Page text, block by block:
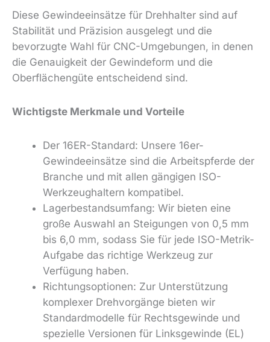
Diese Gewindeeinsätze für Drehhalter sind auf
Stabilität und Präzision ausgelegt und die
bevorzugte Wahl für CNC-Umgebungen, in denen
die Genauigkeit der Gewindeform und die
Oberflächengüte entscheidend sind.
Wichtigste Merkmale und Vorteile
Der 16ER-Standard: Unsere 16er-
Gewindeeinsätze sind die Arbeitspferde der
Branche und mit allen gängigen ISO-
Werkzeughaltern kompatibel.
Lagerbestandsumfang: Wir bieten eine
große Auswahl an Steigungen von 0,5 mm
bis 6,0 mm, sodass Sie für jede ISO-Metrik-
Aufgabe das richtige Werkzeug zur
Verfügung haben.
Richtungsoptionen: Zur Unterstützung
komplexer Drehvorgänge bieten wir
Standardmodelle für Rechtsgewinde und
spezielle Versionen für Linksgewinde (EL)